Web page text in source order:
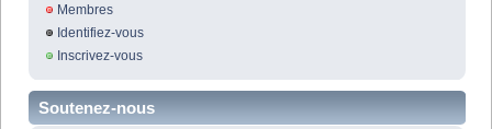
Membres
Identifiez-vous
Inscrivez-vous
Soutenez-nous